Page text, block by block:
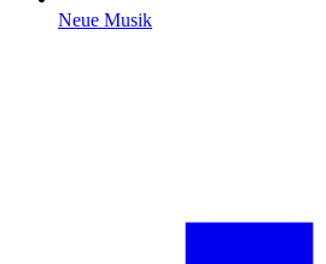
Neue Musik